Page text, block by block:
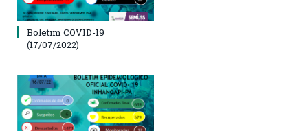
Boletim COVID-19
(17/07/2022)